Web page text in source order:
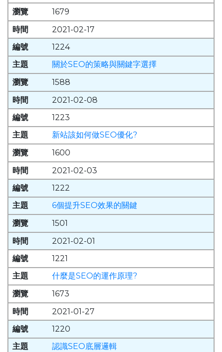
1679
2021-02-17
1224
關於SEO的策略與關鍵字選擇
1588
2021-02-08
1223
新站該如何做SEO優化?
1600
2021-02-03
1222
6個提升SEO效果的關鍵
1501
2021-02-01
1221
什麼是SEO的運作原理?
1673
2021-01-27
1220
認識SEO底層邏輯